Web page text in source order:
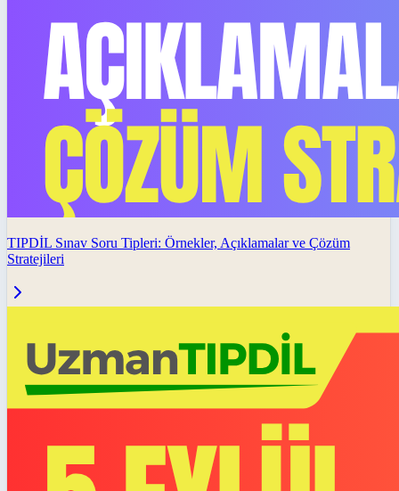
TIPDİL Sınav Soru Tipleri: Örnekler, Açıklamalar ve Çözüm
Stratejileri